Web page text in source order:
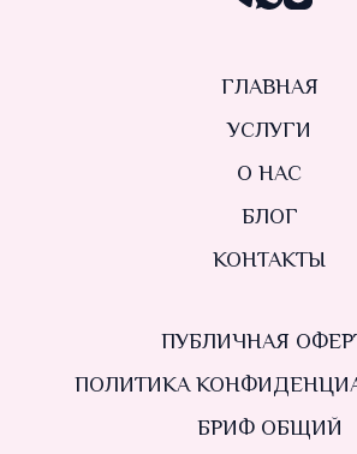
ГЛАВНАЯ
УСЛУГИ
О НАС
БЛОГ
КОНТАКТЫ
ПУБЛИЧНАЯ
ПОЛИТИКА
БРИФ ОБЩИЙ